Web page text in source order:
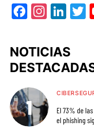
Facebook
NOTICIAS
El 73% de
el phishing